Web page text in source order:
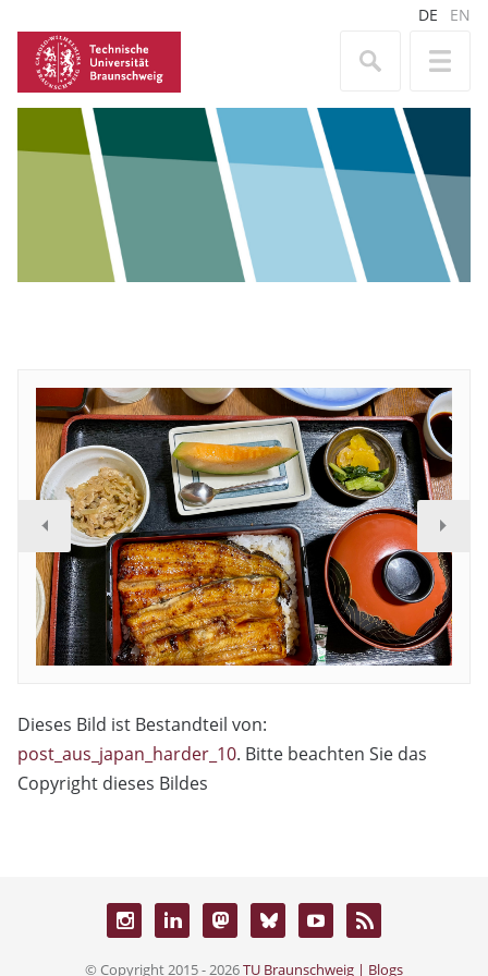
DE EN
Dieses Bild ist Bestandteil von:
post_aus_japan_harder_10. Bitte beachten Sie das
Copyright dieses Bildes
© Copyright 2015 - 2026TU Braunschweig | Blogs